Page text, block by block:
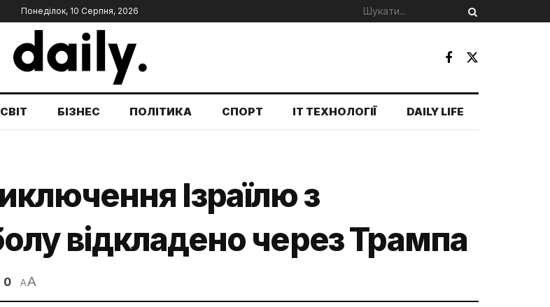
Понеділок, 10 Серпня, 2026
СВІТ БІЗНЕС ПОЛІТИКА СПОРТ IT ТЕХНОЛОГІЇ DAILY LIFE
Ізраїлю з
відкладено через Трампа
0 AA